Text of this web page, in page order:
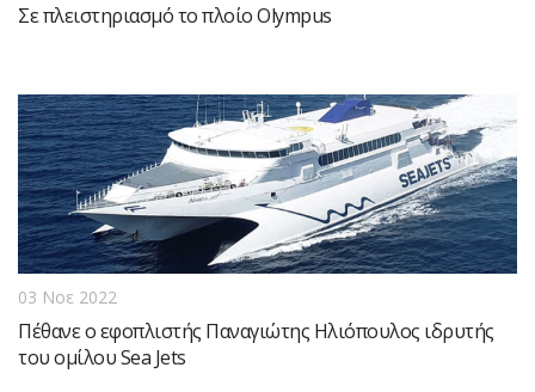
Σε πλειστηριασμό το πλοίο Olympus
03 Νοε 2022
Πέθανε ο εφοπλιστής Παναγιώτης Ηλιόπουλος ιδρυτής
του ομίλου Sea Jets